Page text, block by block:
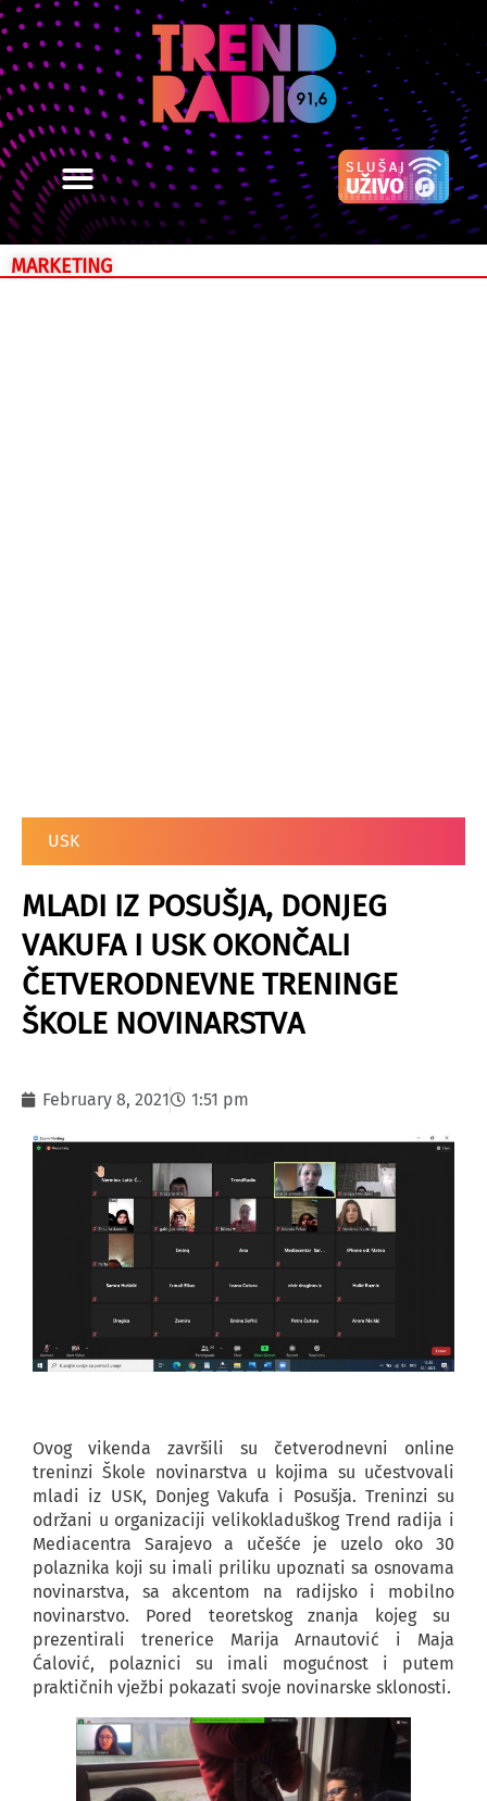
MARKETING
USK
MLADI IZ POSUŠJA, DONJEG
VAKUFA I USK OKONČALI
ČETVERODNEVNE TRENINGE
ŠKOLE NOVINARSTVA
February 8, 2021 1:51 pm
Ovog vikenda završili su četverodnevni online
treninzi Škole novinarstva u kojima su učestvovali
mladi iz USK, Donjeg Vakufa i Posušja. Treninzi su
održani u organizaciji velikokladuškog Trend radija i
Mediacentra Sarajevo a učešće je uzelo oko 30
polaznika koji su imali priliku upoznati sa osnovama
novinarstva, sa akcentom na radijsko i mobilno
novinarstvo. Pored teoretskog znanja kojeg su
prezentirali trenerice Marija Arnautović i Maja
Ćalović, polaznici su imali mogućnost i putem
praktičnih vježbi pokazati svoje novinarske sklonosti.